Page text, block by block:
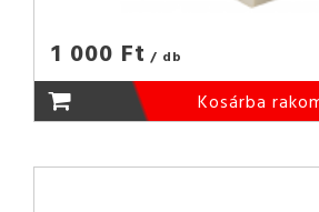
1 000 Ft / db
Kosárba